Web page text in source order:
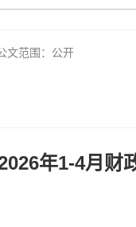
文范围：公开
年1-4月财